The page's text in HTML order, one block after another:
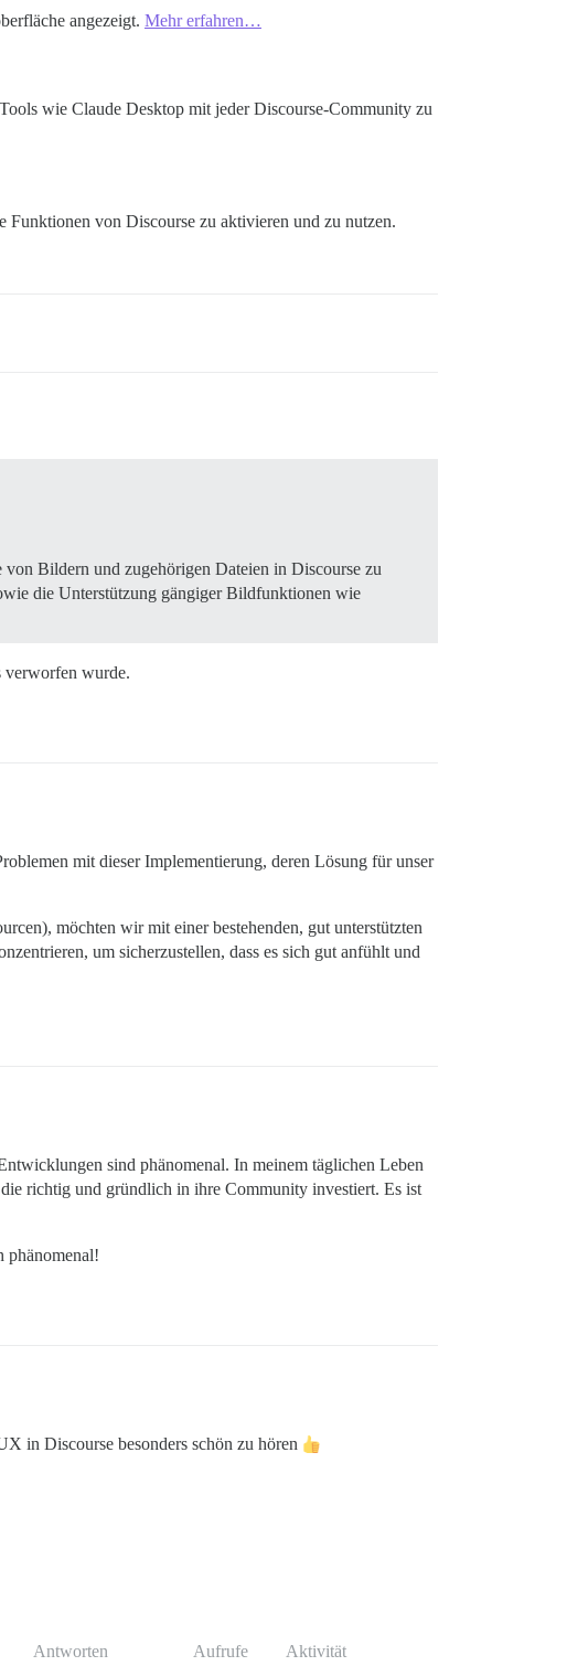
angezeigt. Mehr erfahren…
wie Claude Desktop mit jeder Discourse-Community zu
von Discourse zu aktivieren und zu nutzen.
Bildern und zugehörigen Dateien in Discourse zu
die Unterstützung gängiger Bildfunktionen wie
verworfen wurde.
mit dieser Implementierung, deren Lösung für unser
möchten wir mit einer bestehenden, gut unterstützten
um sicherzustellen, dass es sich gut anfühlt und
sind phänomenal. In meinem täglichen Leben
richtig und gründlich in ihre Community investiert. Es ist
phänomenal!
in Discourse besonders schön zu hören
Antworten Aufrufe Aktivität